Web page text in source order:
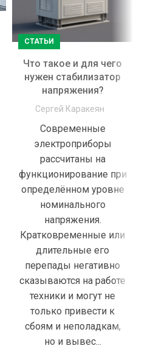
СТАТЬИ
Что такое и для чего
нужен стабилизатор
напряжения?
Сергей Каракеян
Cовременные
электроприборы
рассчитаны на
функционирование при
определённом уровне
номинального
напряжения.
Кратковременные или
длительные его
перепады негативно
сказываются на работе
техники и могут не
только привести к
сбоям и неполадкам,
но и вывес...